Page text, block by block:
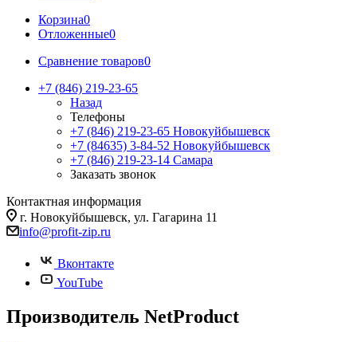
Корзина0
Отложенные0
Сравнение товаров0
+7 (846) 219-23-65
Назад
Телефоны
+7 (846) 219-23-65 Новокуйбышевск
+7 (84635) 3-84-52 Новокуйбышевск
+7 (846) 219-23-14 Самара
Заказать звонок
Контактная информация
г. Новокуйбышевск, ул. Гагарина 11
info@profit-zip.ru
Вконтакте
YouTube
Производитель NetProduct